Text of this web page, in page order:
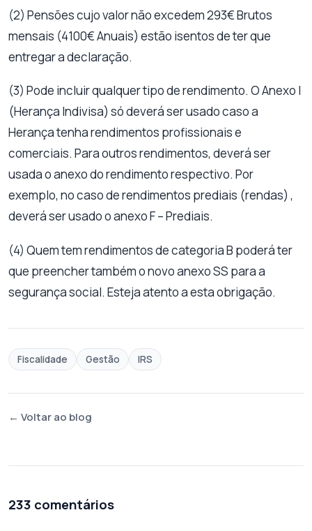
(2) Pensões cujo valor não excedem 293€ Brutos
mensais (4100€ Anuais) estão isentos de ter que
entregar a declaração.
(3) Pode incluir qualquer tipo de rendimento. O Anexo I
(Herança Indivisa) só deverá ser usado caso a
Herança tenha rendimentos profissionais e
comerciais. Para outros rendimentos, deverá ser
usada o anexo do rendimento respectivo. Por
exemplo, no caso de rendimentos prediais (rendas) ,
deverá ser usado o anexo F – Prediais.
(4) Quem tem rendimentos de categoria B poderá ter
que preencher também o novo anexo SS para a
segurança social. Esteja atento a esta obrigação.
Fiscalidade Gestão IRS
← Voltar ao blog
233 comentários